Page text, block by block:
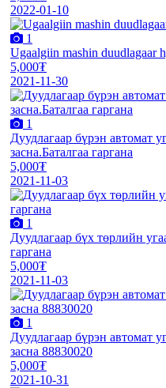
2022-01-10
1
Ugaalgiin mashin duudlagaar
5,000₮
2021-11-30
1
Дуудлагаар бүрэн автомат
засна.Баталгаа гаргана
5,000₮
2021-11-03
1
Дуудлагаар бүх төрлийн
гаргана
5,000₮
2021-11-03
1
Дуудлагаар бүрэн автомат
засна 88830020
5,000₮
2021-10-31